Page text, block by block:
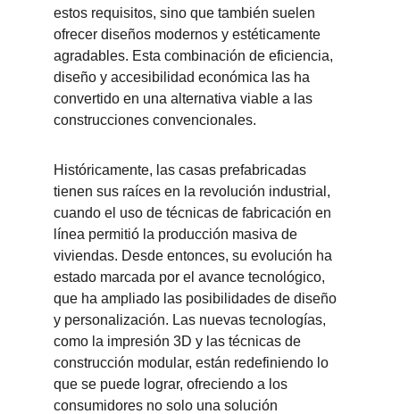
estos requisitos, sino que también suelen
ofrecer diseños modernos y estéticamente
agradables. Esta combinación de eficiencia,
diseño y accesibilidad económica las ha
convertido en una alternativa viable a las
construcciones convencionales.
Históricamente, las casas prefabricadas
tienen sus raíces en la revolución industrial,
cuando el uso de técnicas de fabricación en
línea permitió la producción masiva de
viviendas. Desde entonces, su evolución ha
estado marcada por el avance tecnológico,
que ha ampliado las posibilidades de diseño
y personalización. Las nuevas tecnologías,
como la impresión 3D y las técnicas de
construcción modular, están redefiniendo lo
que se puede lograr, ofreciendo a los
consumidores no solo una solución